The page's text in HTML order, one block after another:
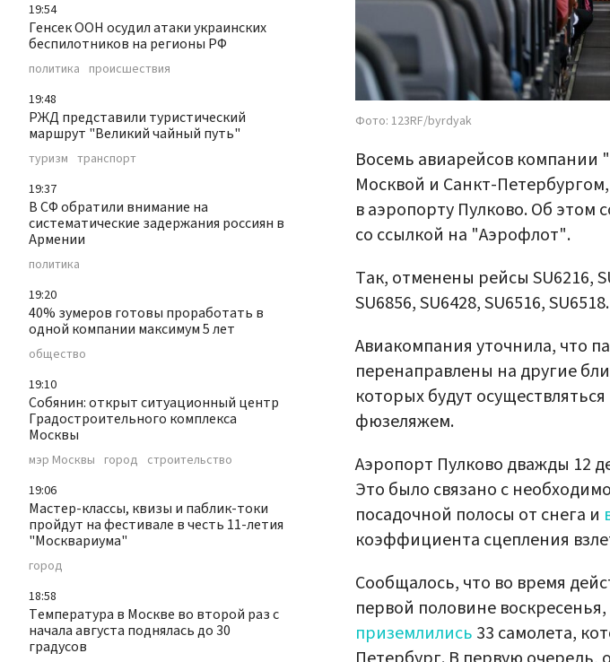
19:54
Генсек ООН осудил атаки украинских
беспилотников на регионы РФ
политика происшествия
19:48
РЖД представили туристический
маршрут "Великий чайный путь"
туризм транспорт
19:37
В СФ обратили внимание на
систематические задержания россиян в
Армении
политика
19:20
40% зумеров готовы проработать в
одной компании максимум 5 лет
общество
19:10
Собянин: открыт ситуационный центр
Градостроительного комплекса
Москвы
мэр Москвы город строительство
19:06
Мастер-классы, квизы и паблик-токи
пройдут на фестивале в честь 11-летия
"Москвариума"
город
18:58
Температура в Москве во второй раз с
начала августа поднялась до 30
градусов
Фото: 123RF/byrdyak
Восемь авиарейсов
Москвой и Санкт-
в аэропорту Пулково. Об этом
со ссылкой на "Аэрофлот".
Так, отменены рейсы SU6216,
SU6856, SU6428, SU6516, SU6518.
Авиакомпания уточнила, что
перенаправлены на другие
которых будут
фюзеляжем.
Аэропорт Пулково дважды 12
Это было связано с
посадочной полосы от снега и
коэффициента сцепления
Сообщалось, что во время
первой половине
приземлились 33 самолета,